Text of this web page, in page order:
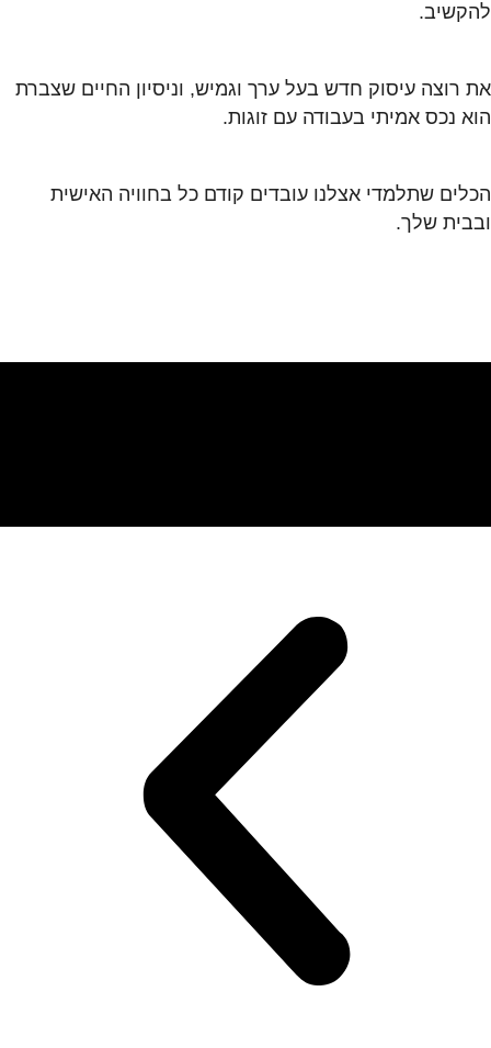
להקשיב.
את רוצה עיסוק חדש בעל ערך וגמיש, וניסיון החיים שצברת
הוא נכס אמיתי בעבודה עם זוגות.
הכלים שתלמדי אצלנו עובדים קודם כל בחוויה האישית
ובבית שלך.